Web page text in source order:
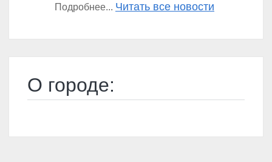
Подробнее... Читать все новости
О городе: